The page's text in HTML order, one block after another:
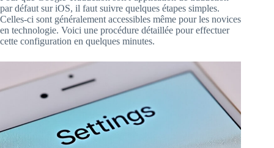
par défaut sur iOS, il faut suivre quelques étapes simples.
Celles-ci sont généralement accessibles même pour les novices
en technologie. Voici une procédure détaillée pour effectuer
cette configuration en quelques minutes.